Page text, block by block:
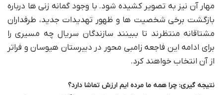
مهار آن نیز به تصویر کشیده شود. با وجود گمانه زنی ها درباره
بازگشت برخی شخصیت ها و ظهور تهدیدات جدید، طرفداران
مشتاقانه منتظرند تا ببینند سازندگان سریال چه مسیری را
برای ادامه این فاجعه زامبی محور در دبیرستان هیوسان و فراتر
از آن انتخاب خواهند کرد.
نتیجه گیری: چرا همه ما مرده ایم ارزش تماشا دارد؟